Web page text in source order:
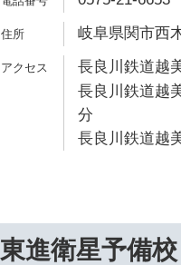
岐阜県関市西
長良川鉄道越
長良川鉄道越
分
長良川鉄道越
東進衛星予備校